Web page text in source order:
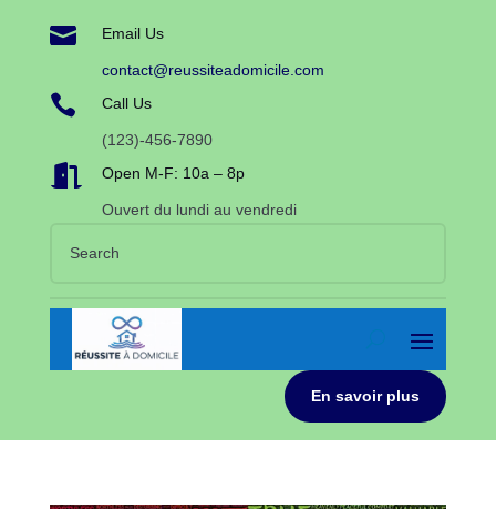
 Email Us
contact@reussiteadomicile.com
 Call Us
(123)-456-7890
 Open M-F: 10a – 8p
Ouvert du lundi au vendredi
En savoir plus